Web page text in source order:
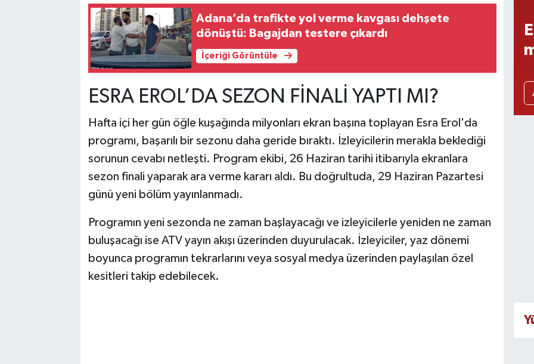
Adana’da trafikte yol verme kavgası dehşete
dönüştü: Bagajdan testere çıkardı
İçeriği Görüntüle
ESRA EROL’DA SEZON FİNALİ YAPTI MI?
Hafta içi her gün öğle kuşağında milyonları ekran başına toplayan Esra Erol'da
programı, başarılı bir sezonu daha geride bıraktı. İzleyicilerin merakla beklediği
sorunun cevabı netleşti. Program ekibi, 26 Haziran tarihi itibarıyla ekranlara
sezon finali yaparak ara verme kararı aldı. Bu doğrultuda, 29 Haziran Pazartesi
günü yeni bölüm yayınlanmadı.
Programın yeni sezonda ne zaman başlayacağı ve izleyicilerle yeniden ne zaman
buluşacağı ise ATV yayın akışı üzerinden duyurulacak. İzleyiciler, yaz dönemi
boyunca programın tekrarlarını veya sosyal medya üzerinden paylaşılan özel
kesitleri takip edebilecek.